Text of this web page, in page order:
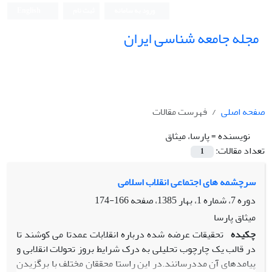
مجله جامعه شناسی ایران
صفحه اصلی
فهرست مقالات
نویسنده =پارسا، میثاق
تعداد مقالات:
1
سرچشمه های اجتماعی انقلاب اسلامی
دوره 7، شماره 1، بهار 1385، صفحه
166-174
میثاق پارسا
چکیده تحقیقات عرضه شده درباره انقلابات عمدتا می کوشند تا
در قالب یک چارچوب تحلیلی به درک شرایط بروز تحولات انقلابی و
پیامدهای آن مددرسانند.در این راستا محققان مختلف با برگزیدن